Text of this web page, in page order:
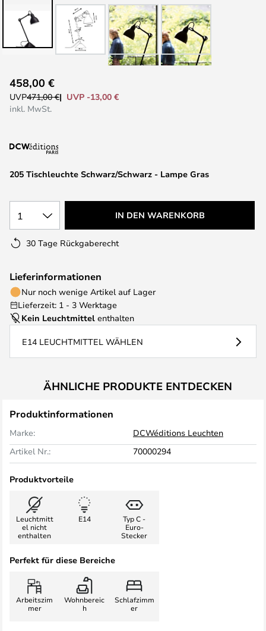
Anfang
der
205 Tischleuchte Schwarz/Schwarz - Lampe Gras
458,00 €
UVP471,00 €
UVP -13,00 €
inkl. MwSt.
1 IN DEN WARENKORB
30 Tage Rückgaberecht
Lieferinformationen
Nur noch wenige Artikel auf Lager
Lieferzeit: 1 - 3 Werktage
Kein Leuchtmittel enthalten
E14 LEUCHTMITTEL WÄHLEN
ÄHNLICHE PRODUKTE ENTDECKEN
Produktinformationen
Marke:
DCWéditions Leuchten
Artikel Nr.:
70000294
Produktvorteile
Leuchtmitt
el nicht
enthalten
E14
Typ C -
Euro-
Stecker
Perfekt für diese Bereiche
Arbeitszim
mer
Wohnbereic
h
Schlafzimm
er